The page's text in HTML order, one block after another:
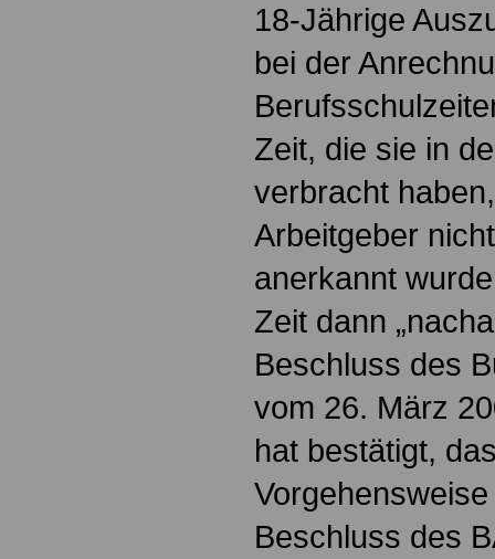
18-Jährige
bei der
Zeit, die sie in
verbracht
Arbeitgeber
anerkannt
Zeit dann
Beschluss des
vom 26. März
hat bestätigt,
Beschluss des